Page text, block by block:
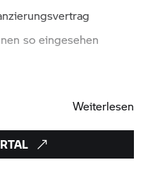
so eingesehen
Weiterlesen